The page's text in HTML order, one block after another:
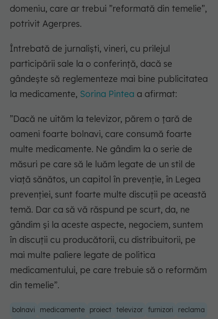
domeniu, care ar trebui ”reformată din temelie”,
potrivit Agerpres.
Întrebată de jurnalişti, vineri, cu prilejul
participării sale la o conferinţă, dacă se
gândeşte să reglementeze mai bine publicitatea
la medicamente, Sorina Pintea a afirmat:
”Dacă ne uităm la televizor, părem o ţară de
oameni foarte bolnavi, care consumă foarte
multe medicamente. Ne gândim la o serie de
măsuri pe care să le luăm legate de un stil de
viaţă sănătos, un capitol în prevenţie, în Legea
prevenţiei, sunt foarte multe discuţii pe această
temă. Dar ca să vă răspund pe scurt, da, ne
gândim şi la aceste aspecte, negociem, suntem
în discuţii cu producătorii, cu distribuitorii, pe
mai multe paliere legate de politica
medicamentului, pe care trebuie să o reformăm
din temelie”.
bolnavi medicamente proiect televizor furnizori
reclama